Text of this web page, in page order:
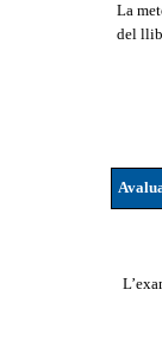
La
del